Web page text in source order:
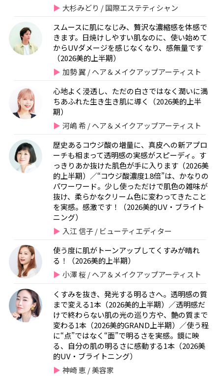
大杉みどり / 国際エステティシャン
スムースに肌になじみ、贅沢な濃縮感を体感で
きます。日焼けしやすい肌なのに、使い始めて
からUVダメージを感じなくなり、感無量です
（2026美的上半期）
加勢 翼 / ヘア＆メイクアップアーティスト
心地よく浸透し、ただの白さではなく潤いに満
ちあふれた生き生き肌に導く（2026美的上半
期）
河嶋 希 / ヘア＆メイクアップアーティスト
歴史あるコウジ酸の増量に、真皮への新アプロ
ーチも相まって透明感の実感がスピーディ。す
っきりあか抜けた肌色が手に入ります（2026美
的上半期）／“コウジ酸濃度1.8倍”は、かなりの
パワーワード。少し使っただけで肌色の雑味が
抜け、柔らかなクリーム色に変わってきたこと
を実感。感激です！（2026美的UV・ブライト
ニング）
入江 信子 / ビューティエディター
使う度に肌がトーンアップしてくすみが晴れ
る！（2026美的上半期）
小澤 桜 / ヘア＆メイクアップアーティスト
くすみを抜き、発光する明るさへ。透明感の質
まで変える1本（2026美的上半期）／透明感だ
けで終わらない肌の光の巡り方や、艶の質まで
変わる1本（2026美的GRAND上半期）／使う程
に“点”ではなく“面”で明るさを実感。鏡に映
る、自分の肌の明るさに感動する1本（2026美
的UV・ブライトニング）
神崎 恵 / 美容家